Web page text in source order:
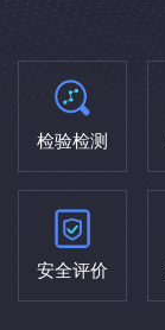
检验检测
安全评价